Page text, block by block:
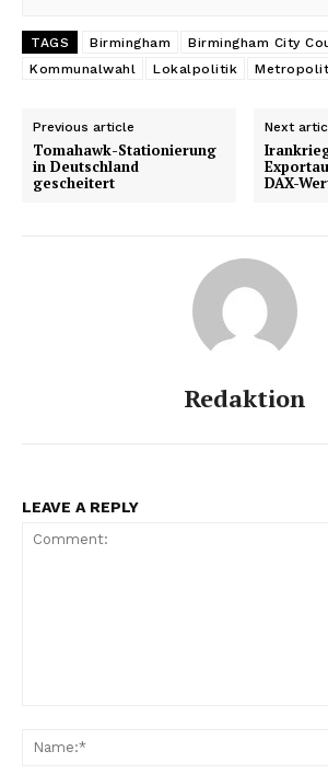
TAGS Birmingham Birmingham City
Kommunalwahl
Lokalpolitik
Previous article
Tomahawk-Stationierung
in Deutschland
gescheitert
Next
DAX-
Redaktion
LEAVE A REPLY